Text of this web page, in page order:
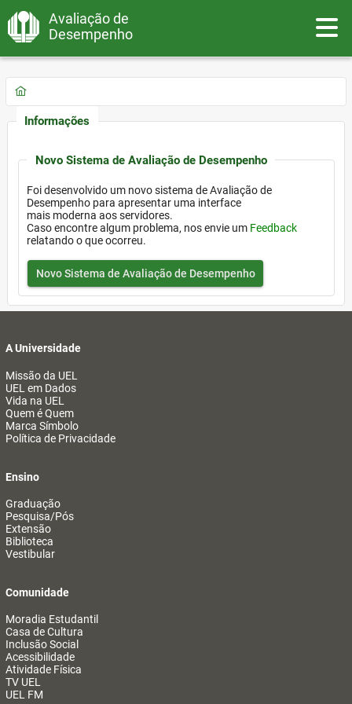
Avaliação de
Desempenho
Informações
Novo Sistema de Avaliação de Desempenho
Foi desenvolvido um novo sistema de Avaliação de
Desempenho para apresentar uma interface
mais moderna aos servidores.
Caso encontre algum problema, nos envie um Feedback
relatando o que ocorreu.
Novo Sistema de Avaliação de Desempenho
A Universidade
Missão da UEL
UEL em Dados
Vida na UEL
Quem é Quem
Marca Símbolo
Política de Privacidade
Ensino
Graduação
Pesquisa/Pós
Extensão
Biblioteca
Vestibular
Comunidade
Moradia Estudantil
Casa de Cultura
Inclusão Social
Acessibilidade
Atividade Física
TV UEL
UEL FM